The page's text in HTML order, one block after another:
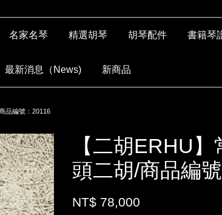
名家名琴 精選胡琴 胡琴配件 書籍琴
最新消息（News) 新商品
品編號：20116
【二胡ERHU
頭二胡/商品編
NT$ 78,000